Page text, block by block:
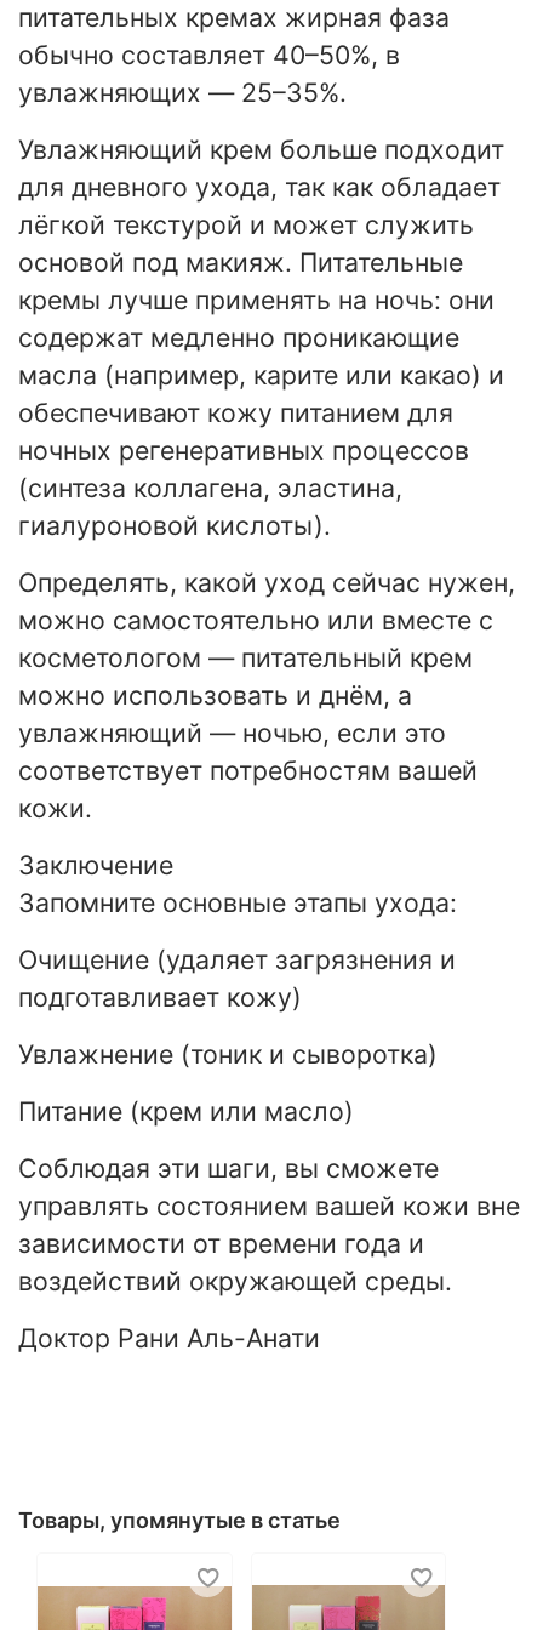
питательных кремах жирная фаза
обычно составляет 40–50%, в
увлажняющих — 25–35%.
Увлажняющий крем больше подходит
для дневного ухода, так как обладает
лёгкой текстурой и может служить
основой под макияж. Питательные
кремы лучше применять на ночь: они
содержат медленно проникающие
масла (например, карите или какао) и
обеспечивают кожу питанием для
ночных регенеративных процессов
(синтеза коллагена, эластина,
гиалуроновой кислоты).
Определять, какой уход сейчас нужен,
можно самостоятельно или вместе с
косметологом — питательный крем
можно использовать и днём, а
увлажняющий — ночью, если это
соответствует потребностям вашей
кожи.
Заключение
Запомните основные этапы ухода:
Очищение (удаляет загрязнения и
подготавливает кожу)
Увлажнение (тоник и сыворотка)
Питание (крем или масло)
Соблюдая эти шаги, вы сможете
управлять состоянием вашей кожи вне
зависимости от времени года и
воздействий окружающей среды.
Доктор Рани Аль-Анати
Товары, упомянутые в статье